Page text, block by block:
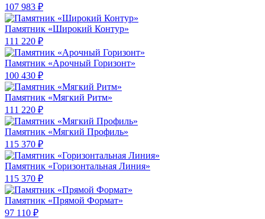
107 983 ₽
Памятник «Широкий Контур»
111 220 ₽
Памятник «Арочный Горизонт»
100 430 ₽
Памятник «Мягкий Ритм»
111 220 ₽
Памятник «Мягкий Профиль»
115 370 ₽
Памятник «Горизонтальная Линия»
115 370 ₽
Памятник «Прямой Формат»
97 110 ₽